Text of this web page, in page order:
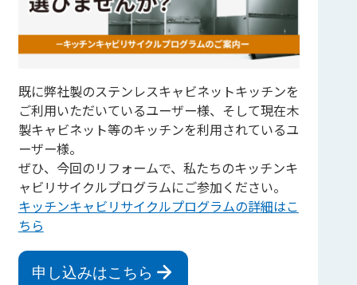
既に弊社製のステンレスキャビネットキッチンを
ご利用いただいているユーザー様、そして現在木
製キャビネット等のキッチンを利用されているユ
ーザー様。
ぜひ、今回のリフォームで、私たちのキッチンキ
ャビリサイクルプログラムにご参加ください。
キッチンキャビリサイクルプログラムの詳細はこ
ちら
申し込みはこちら